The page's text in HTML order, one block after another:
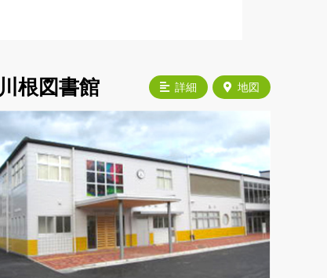
詳細 地図
川根図書館